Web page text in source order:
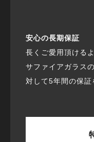
安心の長期保証
長くご愛用頂ける
サファイアガラス
対して5年間の保証